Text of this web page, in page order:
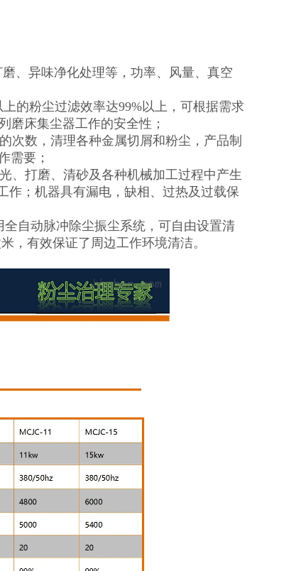
、异味净化处理等，功率、风量、真空
的粉尘过滤效率达99%以上，可根据需求
磨床集尘器工作的安全性；
次数，清理各种金属切屑和粉尘，产品制
需要；
、打磨、清砂及各种机械加工过程中产生
作；机器具有漏电，缺相、过热及过载保
自动脉冲除尘振尘系统，可自由设置清
，有效保证了周边工作环境清洁。